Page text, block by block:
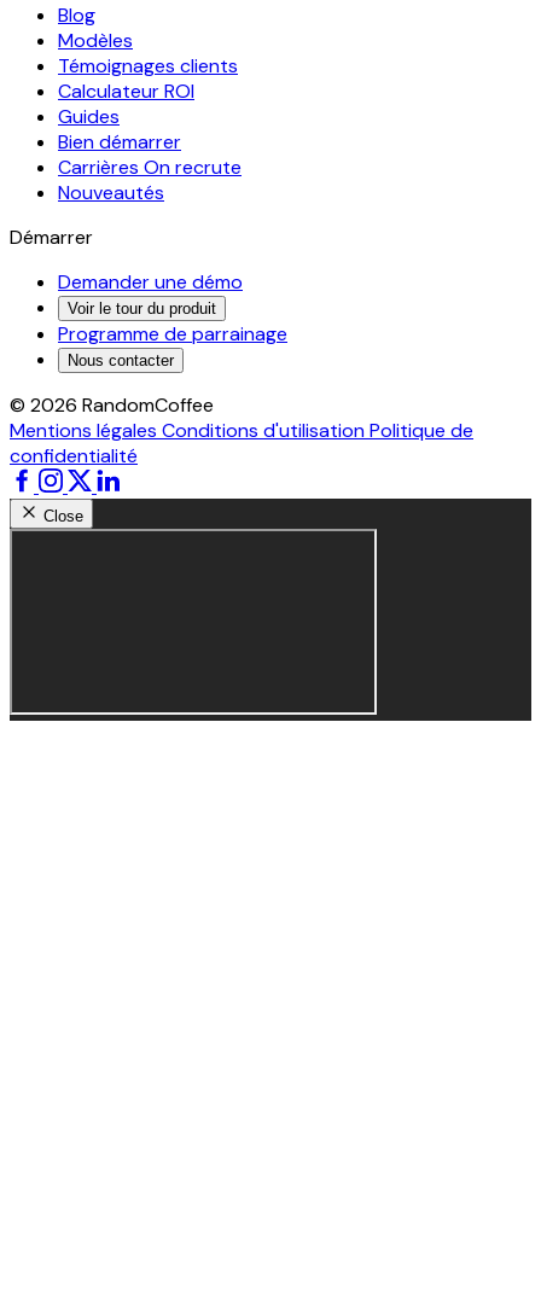
Blog
Modèles
Témoignages clients
Calculateur ROI
Guides
Bien démarrer
Carrières On recrute
Nouveautés
Démarrer
Demander une démo
Voir le tour du produit
Programme de parrainage
Nous contacter
© 2026 RandomCoffee
Mentions légales Conditions d'utilisationPolitique de
confidentialité
Close